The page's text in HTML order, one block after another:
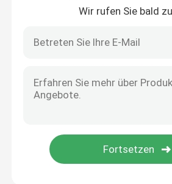
Wir rufen Sie bald